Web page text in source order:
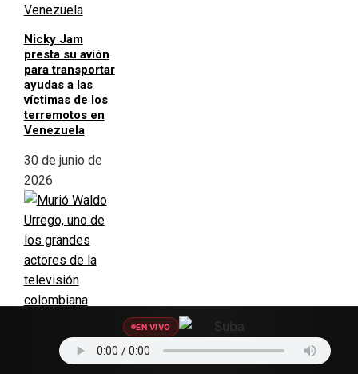
Nicky Jam
presta su avión
para transportar
ayudas a las
víctimas de los
terremotos en
Venezuela
30 de junio de
2026
Urrego, uno de
los grandes
EN VIVO